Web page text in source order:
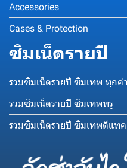
Accessories
Cases & Protection
ซิมเน็ตรายปี
รวมซิมเน็ตรายปี ซิมเทพ ทุกค่
รวมซิมเน็ตรายปี ซิมเทพทรู
รวมซิมเน็ตรายปี ซิมเทพดีแทค